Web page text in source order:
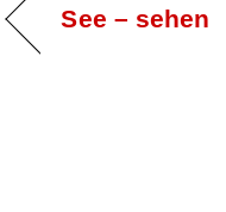
See – sehen